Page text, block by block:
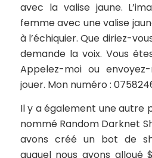
avec la valise jaune.
femme avec une valise
à l’échiquier.Que diriez-
demande la voix. Vous
Appelez-moi ou
jouer. Mon numéro :
Il y a également une autre
nommé Random Darknet
avons créé un bot de
auquel nous avons alloué